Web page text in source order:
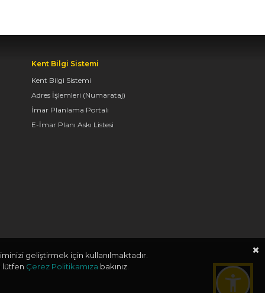
YAPILDI
BAŞKAN ALTAY: “BOSNA
HERSEK
GENÇLERİMİZ İÇİN LİSE
MEDENİYET AKADEMİSİ
Kent Bilgi Sistemi
Kent Bilgi Sistemi
Adres İşlemleri (Numarataj)
İmar Planlama Portalı
E-İmar Planı Askı Listesi
geliştirmek için kullanılmaktadır.
lütfen Çerez Politikamıza bakınız.